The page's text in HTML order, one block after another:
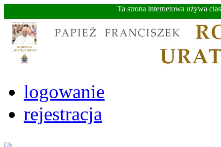
Ta strona internetowa używa
logowanie
rejestracja